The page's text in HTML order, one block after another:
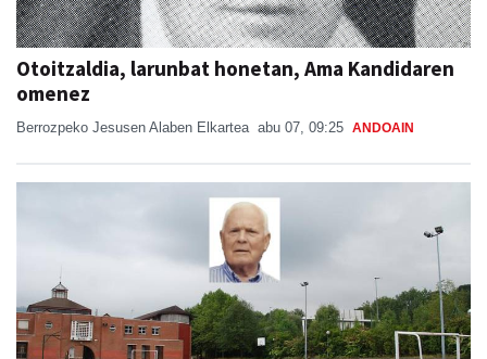
Otoitzaldia, larunbat honetan, Ama Kandidaren
omenez
Berrozpeko Jesusen Alaben Elkartea abu 07, 09:25 ANDOAIN